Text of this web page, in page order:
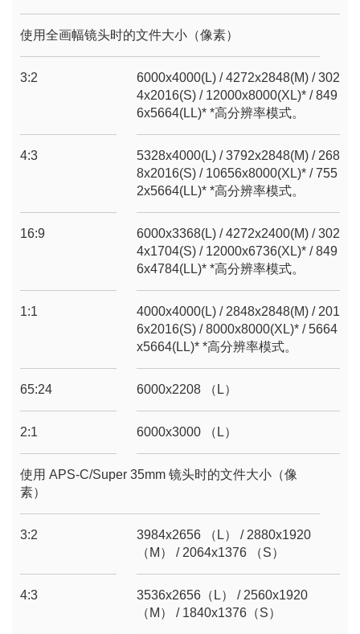
使用全画幅镜头时的文件大小（像素）
3:2
6000x4000(L) / 4272x2848(M) / 302
4x2016(S) / 12000x8000(XL)* / 849
6x5664(LL)* *高分辨率模式。
4:3
5328x4000(L) / 3792x2848(M) / 268
8x2016(S) / 10656x8000(XL)* / 755
2x5664(LL)* *高分辨率模式。
16:9
6000x3368(L) / 4272x2400(M) / 302
4x1704(S) / 12000x6736(XL)* / 849
6x4784(LL)* *高分辨率模式。
1:1
4000x4000(L) / 2848x2848(M) / 201
6x2016(S) / 8000x8000(XL)* / 5664
x5664(LL)* *高分辨率模式。
65:24 6000x2208 （L）
2:1 6000x3000 （L）
使用 APS-C/Super 35mm 镜头时的文件大小（像
素）
3:2
3984x2656 （L） / 2880x1920
（M） / 2064x1376 （S）
4:3
3536x2656（L） / 2560x1920
（M） / 1840x1376（S）